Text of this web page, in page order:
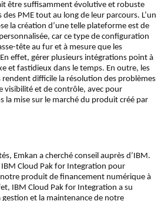
être suffisamment évolutive et robuste
PME tout au long de leur parcours. L’un
la création d’une telle plateforme est de
car ce type de configuration
tête au fur et à mesure que les
effet, gérer plusieurs intégrations point à
et fastidieux dans le temps. En outre, les
difficile la résolution des problèmes
visibilité et de contrôle, avec pour
la mise sur le marché du produit créé par
Emkan a cherché conseil auprès d’IBM.
Cloud Pak for Integration pour
produit de financement numérique à
IBM Cloud Pak for Integration a su
et la maintenance de notre